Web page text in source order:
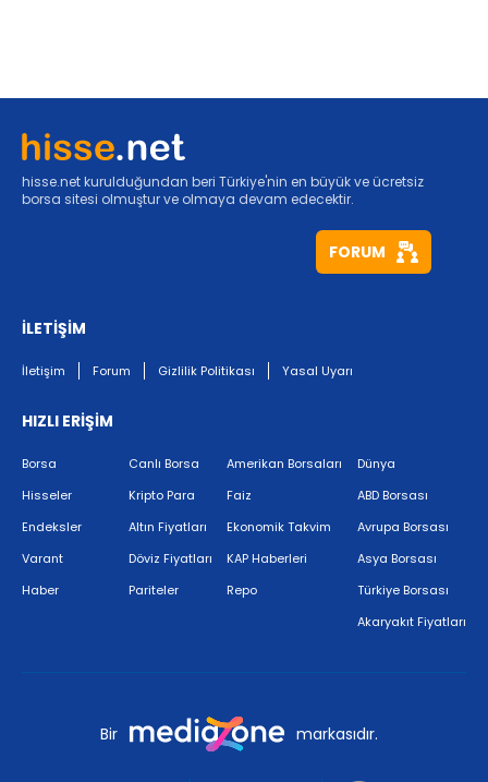
hisse.net kurulduğundan beri Türkiye'nin en büyük ve ücretsiz
borsa sitesi olmuştur ve olmaya devam edecektir.
FORUM
İLETİŞİM
İletişim Forum Gizlilik Politikası Yasal Uyarı
HIZLI ERİŞİM
Borsa
Hisseler
Endeksler
Varant
Haber
Canlı Borsa
Kripto Para
Altın Fiyatları
Döviz Fiyatları
Pariteler
Amerikan Borsaları
Faiz
Ekonomik Takvim
KAP Haberleri
Repo
Dünya
ABD Borsası
Avrupa Borsası
Asya Borsası
Türkiye Borsası
Akaryakıt Fiyatları
Bir markasıdır.